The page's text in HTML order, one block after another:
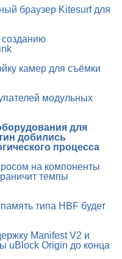
браузер Kitesurf для
камер для съёмки
модульных
для
добились
процесса
на компоненты
темпы
типа HBF будет
Manifest V2 и
uBlock Origin до конца